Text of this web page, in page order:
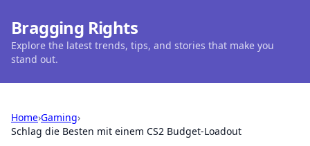
Bragging Rights
Explore the latest trends, tips, and stories that make you
stand out.
Home›Gaming›
Schlag die Besten mit einem CS2 Budget-Loadout